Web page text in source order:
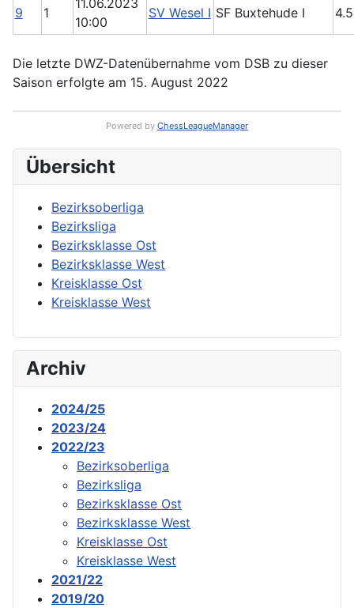
Übersicht
Bezirksoberliga
Bezirksliga
Bezirksklasse Ost
Bezirksklasse West
Kreisklasse Ost
Kreisklasse West
Archiv
2024/25
2023/24
2022/23
Bezirksoberliga
Bezirksliga
Bezirksklasse Ost
Bezirksklasse West
Kreisklasse Ost
Kreisklasse West
2021/22
2019/20
9 1
10:00
SV Wesel I SF Buxtehude I
Die letzte DWZ-Datenübernahme vom DSB zu dieser
Saison erfolgte am 15. August 2022
Powered by ChessLeagueManager